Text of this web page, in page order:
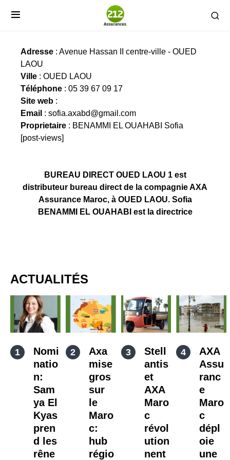
BUREAU DIRECT OUED LAOU 1
Adresse : Avenue Hassan II centre-ville - OUED
LAOU
Ville : OUED LAOU
Téléphone : 05 39 67 09 17
Site web :
Email : sofia.axabd@gmail.com
Proprietaire : BENAMMI EL OUAHABI Sofia
[post-views]
BUREAU DIRECT OUED LAOU 1 est
distributeur bureau direct de la compagnie AXA
Assurance Maroc, à OUED LAOU. Sofia
BENAMMI EL OUAHABI est la directrice
ACTUALITÉS
Nomi
natio
n:
Sam
ya El
Kyas
pren
d les
rêne
Axa
mise
gros
sur
le
Maro
c:
hub
régio
Stell
antis
et
AXA
Maro
c
révol
ution
nent
AXA
Assu
ranc
e
Maro
c
dépl
oie
une